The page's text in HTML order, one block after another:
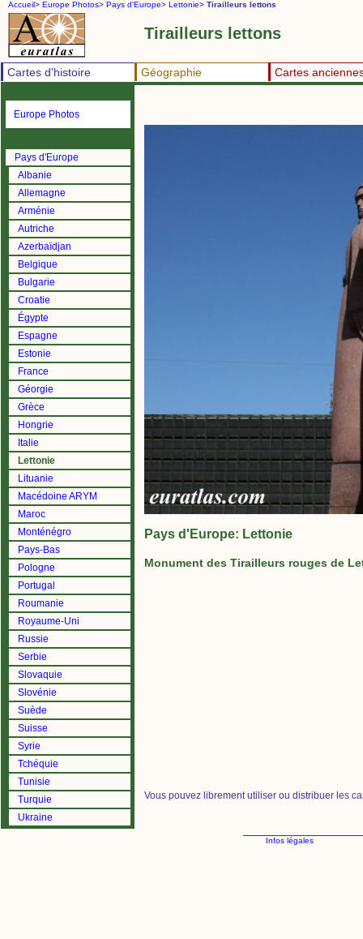
Accueil> Europe Photos> Pays d'Europe> Lettonie> Tirailleurs lettons
Tirailleurs lettons
Cartes d'histoire Géographie Cartes
Europe Photos
Pays d'Europe
Albanie
Allemagne
Arménie
Autriche
Azerbaïdjan
Belgique
Bulgarie
Croatie
Égypte
Espagne
Estonie
France
Géorgie
Grèce
Hongrie
Italie
Lettonie
Lituanie
Macédoine ARYM
Maroc
Monténégro
Pays-Bas
Pologne
Portugal
Roumanie
Royaume-Uni
Russie
Serbie
Slovaquie
Slovénie
Suède
Suisse
Syrie
Tchéquie
Tunisie
Turquie
Ukraine
Pays d'Europe: Lettonie
Monument des Tirailleurs rouges de
Vous pouvez librement utiliser ou distribuer les
Infos légales